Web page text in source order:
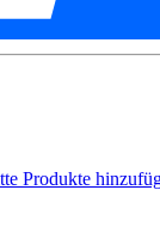
Produkte